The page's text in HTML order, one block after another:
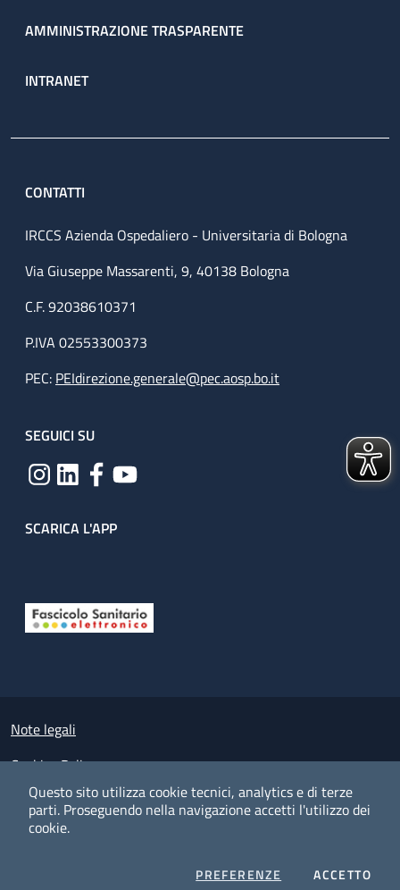
Questo sito utilizza cookie tecnici, analytics e di terze
parti. Proseguendo nella navigazione accetti l'utilizzo dei
cookie.
PREFERENZE COOKIESACCETTOI
AMMINISTRAZIONE TRASPARENTE
INTRANET
CONTATTI
IRCCS Azienda Ospedaliero - Universitaria di Bologna
Via Giuseppe Massarenti, 9, 40138 Bologna
C.F. 92038610371
P.IVA 02553300373
PEC: PEIdirezione.generale@pec.aosp.bo.it
SEGUICI SU
SCARICA L'APP
Small prints
Note legali
Cookies Policy
Policy privacy e protezione del dato personale
Albo pretorio on-line